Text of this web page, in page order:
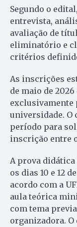
Segundo o
entrevista,
avaliação de
eliminatório e
critérios
As inscrições
de maio de
exclusivamente
universidade. O
período para
inscrição entre
A prova
os dias 10 e 12
acordo com a
aula teórica
com tema
organizadora.